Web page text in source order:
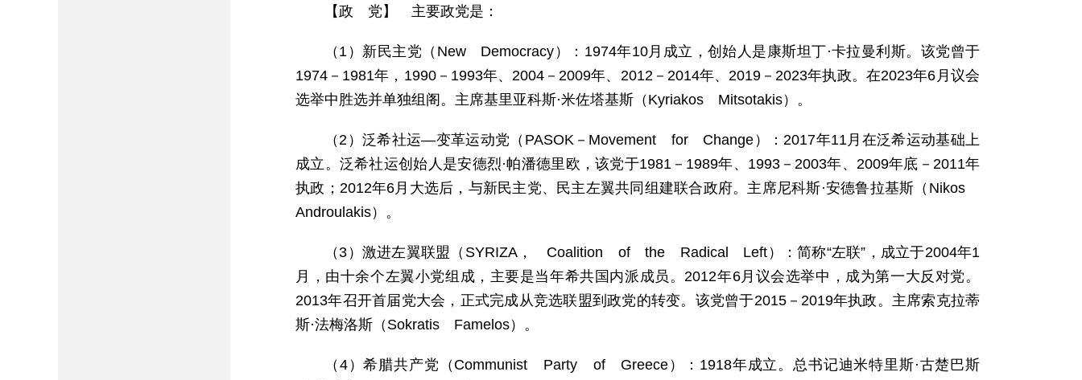
【政 党】 主要政党是：
（1）新民主党（New Democracy）：1974年10月成立，创始人是康斯坦丁·卡拉曼利斯。该党曾于
1974－1981年，1990－1993年、2004－2009年、2012－2014年、2019－2023年执政。在2023年6月议会
选举中胜选并单独组阁。主席基里亚科斯·米佐塔基斯（Kyriakos Mitsotakis）。
（2）泛希社运—变革运动党（PASOK－Movement for Change）：2017年11月在泛希运动基础上
成立。泛希社运创始人是安德烈·帕潘德里欧，该党于1981－1989年、1993－2003年、2009年底－2011年
执政；2012年6月大选后，与新民主党、民主左翼共同组建联合政府。主席尼科斯·安德鲁拉基斯（Nikos
Androulakis）。
（3）激进左翼联盟（SYRIZA， Coalition of the Radical Left）：简称“左联”，成立于2004年1
月，由十余个左翼小党组成，主要是当年希共国内派成员。2012年6月议会选举中，成为第一大反对党。
2013年召开首届党大会，正式完成从竞选联盟到政党的转变。该党曾于2015－2019年执政。主席索克拉蒂
斯·法梅洛斯（Sokratis Famelos）。
（4）希腊共产党（Communist Party of Greece）：1918年成立。总书记迪米特里斯·古楚巴斯